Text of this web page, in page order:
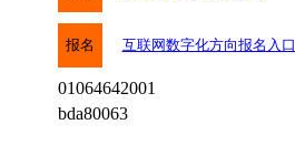
报名 互联网数字化方向报名入口
01064642001
bda80063